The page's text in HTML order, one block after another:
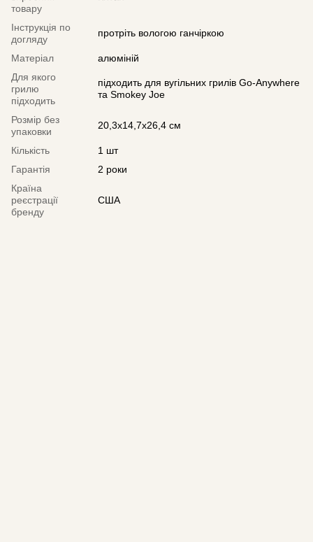
товару
Інструкція по
догляду
протріть вологою ганчіркою
Матеріал
алюміній
Для якого
грилю
підходить
підходить для вугільних грилів Go-Anywhere
та Smokey Joe
Розмір без
упаковки
20,3x14,7x26,4 см
Кількість
1 шт
Гарантія
2 роки
Країна
реєстрації
бренду
США